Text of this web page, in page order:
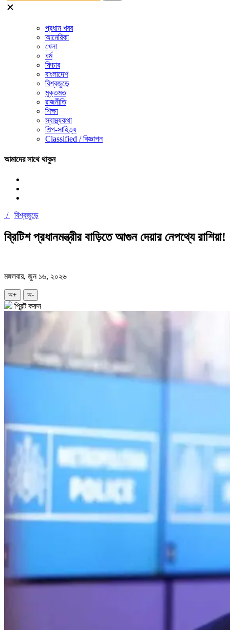
প্রধান খবর
আমেরিকা
খেলা
ধর্ম
ফিচার
বাংলাদেশ
বিশ্বজুড়ে
মুক্তমত
রাজনীতি
শিক্ষা
স্বাস্থ্যকথা
শিল্প-সাহিত্য
Classified / বিজ্ঞাপন
আমাদের সাথে থাকুন
/ বিশ্বজুড়ে
ব্রিটিশ প্রধানমন্ত্রীর বাড়িতে আগুন দেয়ার নেপথ্যে রাশিয়া!
মঙ্গলবার, জুন ১৬, ২০২৬
অ+ অ-
প্রিন্ট করুন